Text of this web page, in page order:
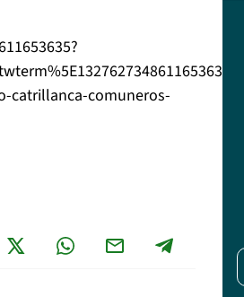
catrillanca-comuneros-